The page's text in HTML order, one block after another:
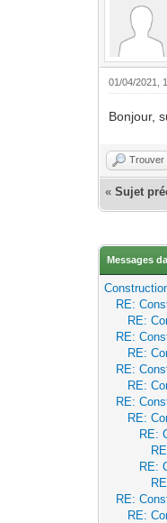
01/04/2021,
Bonjour,
Trouver
«Sujet
Messages
RE:
RE:
RE:
RE:
RE:
RE:
RE:
RE:
RE:
RE:
RE:
RE: